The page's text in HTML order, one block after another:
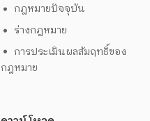
กฎหมายปัจจุบัน
ร่างกฎหมาย
การประเมินผลสัมฤทธิ์ของ
กฎหมาย